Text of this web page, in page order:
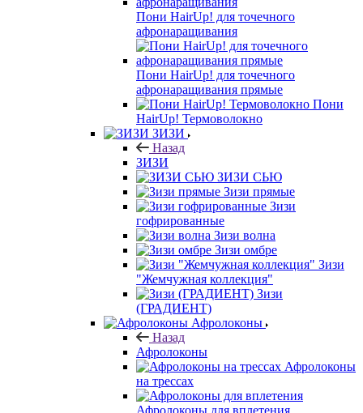
Пони HairUp! для точечного
афронаращивания
Пони HairUp! для точечного
афронаращивания прямые
Пони
HairUp! Термоволокно
ЗИЗИ
Назад
ЗИЗИ
ЗИЗИ СЬЮ
Зизи прямые
Зизи
гофрированные
Зизи волна
Зизи омбре
Зизи
"Жемчужная коллекция"
Зизи
(ГРАДИЕНТ)
Афролоконы
Назад
Афролоконы
Афролоконы
на трессах
Афролоконы для вплетения